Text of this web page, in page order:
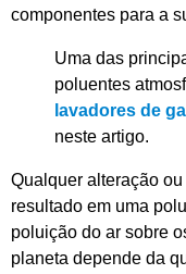
componentes para a
Uma das
poluentes
lavadores de
neste artigo.
Qualquer alteração
resultado em uma
poluição do ar sobre
planeta depende da